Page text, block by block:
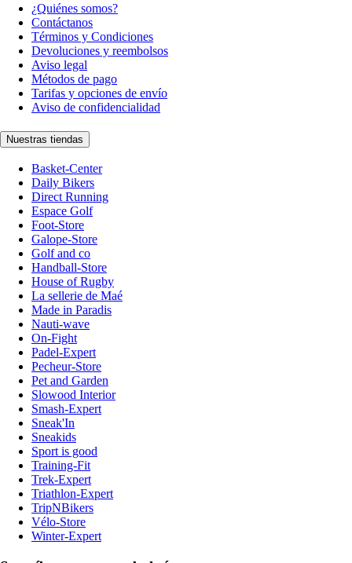
¿Quiénes somos?
Contáctanos
Términos y Condiciones
Devoluciones y reembolsos
Aviso legal
Métodos de pago
Tarifas y opciones de envío
Aviso de confidencialidad
Nuestras tiendas
Basket-Center
Daily Bikers
Direct Running
Espace Golf
Foot-Store
Galope-Store
Golf and co
Handball-Store
House of Rugby
La sellerie de Maé
Made in Paradis
Nauti-wave
On-Fight
Padel-Expert
Pecheur-Store
Pet and Garden
Slowood Interior
Smash-Expert
Sneak'In
Sneakids
Sport is good
Training-Fit
Trek-Expert
Triathlon-Expert
TripNBikers
Vélo-Store
Winter-Expert